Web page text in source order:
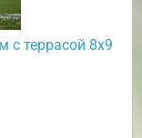
террасой 8х9